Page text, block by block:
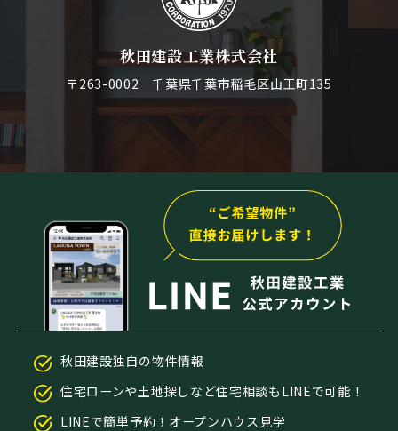
秋田建設工業株式会社
〒263-0002 千葉県千葉市稲毛区山王町135
秋田建設独自の物件情報
住宅ローンや土地探しなど住宅相談もLINEで可能！
LINEで簡単予約！オープンハウス見学